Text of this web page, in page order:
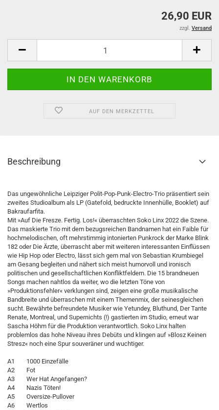
26,90 EUR
zzgl. Versand
AUF DEN MERKZETTEL
Beschreibung
Das ungewöhnliche Leipziger Polit-Pop-Punk-Electro-Trio präsentiert sein
zweites Studioalbum als LP (Gatefold, bedruckte Innenhülle, Booklet) auf
Bakraufarfita.
Mit »Auf Die Fresze. Fertig. Los!« überraschten Soko Linx 2022 die Szene.
Das maskierte Trio mit dem bezugsreichen Bandnamen hat ein Faible für
hochmelodischen, oft mehrstimmig intonierten Punkrock der Marke Blink
182 oder Die Ärzte, überrascht aber mit weiteren interessanten Einflüssen
wie Hip Hop oder Electro, lässt sich gern mal von Sebastian Krumbiegel
am Gesang begleiten und nähert sich meist humorvoll und ironisch
politischen und gesellschaftlichen Konfliktfeldern. Die 15 brandneuen
Songs machen nahtlos da weiter, wo die letzten Töne von
»Produktionsfehler« verklungen sind, zeigen eine große musikalische
Bandbreite und überraschen mit einem Themenmix, der seinesgleichen
sucht. Bewährte befreundete Musiker wie Yetundey, Bluthund, Der Tante
Renate, Montreal, und Supernichts (!) gastierten im Studio, erneut war
Sascha Höhm für die Produktion verantwortlich. Soko Linx halten
problemlos das hohe Niveau ihres Debüts und klingen auf »Blosz Keinen
Stresz« noch eine Spur souveräner und wuchtiger.
A1 1000 Einzefälle
A2 Fot
A3 Wer Hat Angefangen?
A4 Nazis Töten!
A5 Oversize-Pullover
A6 Wertlos